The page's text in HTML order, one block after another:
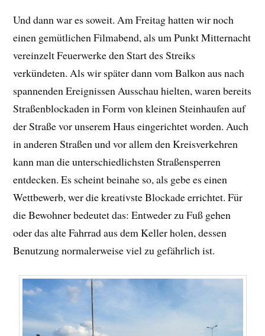
Und dann war es soweit. Am Freitag hatten wir noch
einen gemütlichen Filmabend, als um Punkt Mitternacht
vereinzelt Feuerwerke den Start des Streiks
verkündeten. Als wir später dann vom Balkon aus nach
spannenden Ereignissen Ausschau hielten, waren bereits
Straßenblockaden in Form von kleinen Steinhaufen auf
der Straße vor unserem Haus eingerichtet worden. Auch
in anderen Straßen und vor allem den Kreisverkehren
kann man die unterschiedlichsten Straßensperren
entdecken. Es scheint beinahe so, als gebe es einen
Wettbewerb, wer die kreativste Blockade errichtet. Für
die Bewohner bedeutet das: Entweder zu Fuß gehen
oder das alte Fahrrad aus dem Keller holen, dessen
Benutzung normalerweise viel zu gefährlich ist.